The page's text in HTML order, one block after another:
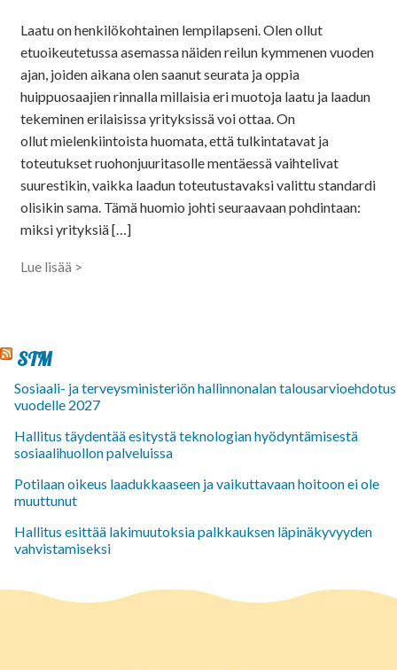
Laatu on henkilökohtainen lempilapseni. Olen ollut
etuoikeutetussa asemassa näiden reilun kymmenen vuoden
ajan, joiden aikana olen saanut seurata ja oppia
huippuosaajien rinnalla millaisia eri muotoja laatu ja laadun
tekeminen erilaisissa yrityksissä voi ottaa. On
ollut mielenkiintoista huomata, että tulkintatavat ja
toteutukset ruohonjuuritasolle mentäessä vaihtelivat
suurestikin, vaikka laadun toteutustavaksi valittu standardi
olisikin sama. Tämä huomio johti seuraavaan pohdintaan:
miksi yrityksiä […]
Lue lisää >
STM
Sosiaali- ja terveysministeriön hallinnonalan talousarvioehdotus
vuodelle 2027
Hallitus täydentää esitystä teknologian hyödyntämisestä
sosiaalihuollon palveluissa
Potilaan oikeus laadukkaaseen ja vaikuttavaan hoitoon ei ole
muuttunut
Hallitus esittää lakimuutoksia palkkauksen läpinäkyvyyden
vahvistamiseksi